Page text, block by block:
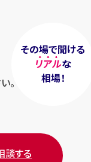
その場で聞ける
リアルな
相場！
。
談する